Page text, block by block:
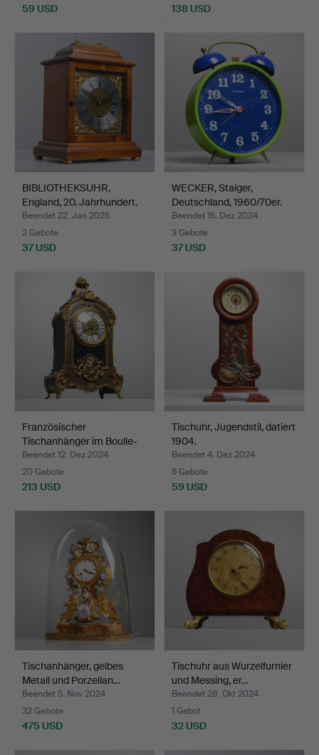
59 USD 138 USD
BIBLIOTHEKSUHR,
England, 20. Jahrhundert.
Beendet 22. Jan 2025
2 Gebote
37 USD
WECKER, Staiger,
Deutschland, 1960/70er.
Beendet 15. Dez 2024
3 Gebote
37 USD
Französischer
Tischanhänger im Boulle-
Stil…
Beendet 12. Dez 2024
20 Gebote
213 USD
Tischuhr, Jugendstil, datiert
1904.
Beendet 4. Dez 2024
6 Gebote
59 USD
Tischanhänger, gelbes
Metall und Porzellan…
Beendet 5. Nov 2024
32 Gebote
475 USD
Tischuhr aus Wurzelfurnier
und Messing, er…
Beendet 28. Okt 2024
1 Gebot
32 USD